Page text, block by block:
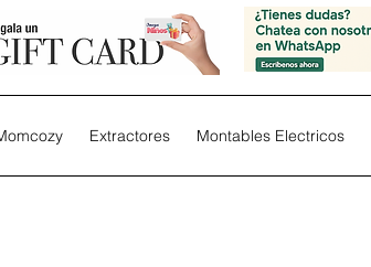
Extractores Montables Electricos